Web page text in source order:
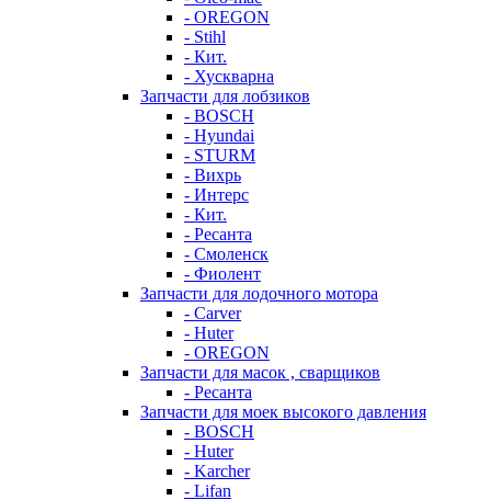
- OREGON
- Stihl
- Кит.
- Хускварна
Запчасти для лобзиков
- BOSCH
- Hyundai
- STURM
- Вихрь
- Интерс
- Кит.
- Ресанта
- Смоленск
- Фиолент
Запчасти для лодочного мотора
- Carver
- Huter
- OREGON
Запчасти для масок , сварщиков
- Ресанта
Запчасти для моек высокого давления
- BOSCH
- Huter
- Karcher
- Lifan